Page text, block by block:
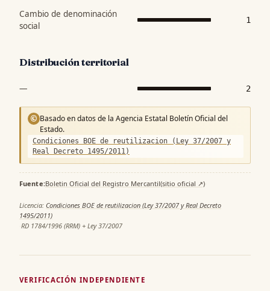
Cambio de denominación
social
1
Distribución territorial
— 2
© Basado en datos de la Agencia Estatal Boletín Oficial del
Estado.
Condiciones BOE de reutilizacion (Ley 37/2007 y
Real Decreto 1495/2011)
Fuente:Boletin Oficial del Registro Mercantil(sitio oficial ↗)·
Licencia: Condiciones BOE de reutilizacion (Ley 37/2007 y Real Decreto
1495/2011)
·RD 1784/1996 (RRM) + Ley 37/2007
VERIFICACIÓN INDEPENDIENTE